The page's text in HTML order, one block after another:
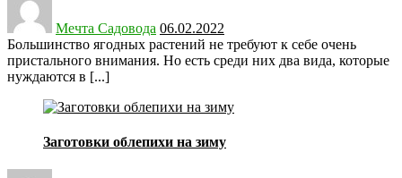
Мечта Садовода 06.02.2022
Большинство ягодных растений не требуют к себе очень
пристального внимания. Но есть среди них два вида, которые
нуждаются в [...]
Заготовки облепихи на зиму